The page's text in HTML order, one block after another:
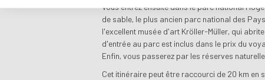
Vous entrez ensuite dans le parc national
de sable, le plus ancien parc national des
l'excellent musée d'art Kröller-Müller, qui
d'entrée au parc est inclus dans le prix du
Enfin, vous passerez par les réserves
Cet itinéraire peut être raccourci de 20 km en